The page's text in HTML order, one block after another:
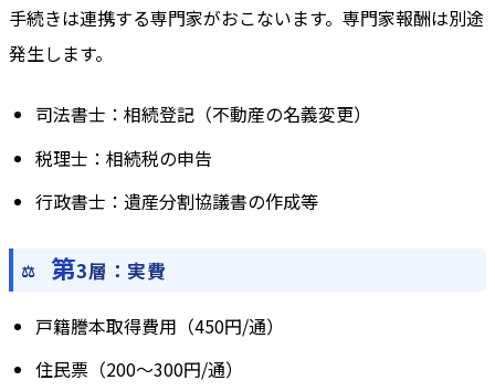
手続きは連携する専門家がおこないます。専門家報酬は別途
発生します。
司法書士：相続登記（不動産の名義変更）
税理士：相続税の申告
行政書士：遺産分割協議書の作成等
第3層：実費
戸籍謄本取得費用（450円/通）
住民票（200〜300円/通）